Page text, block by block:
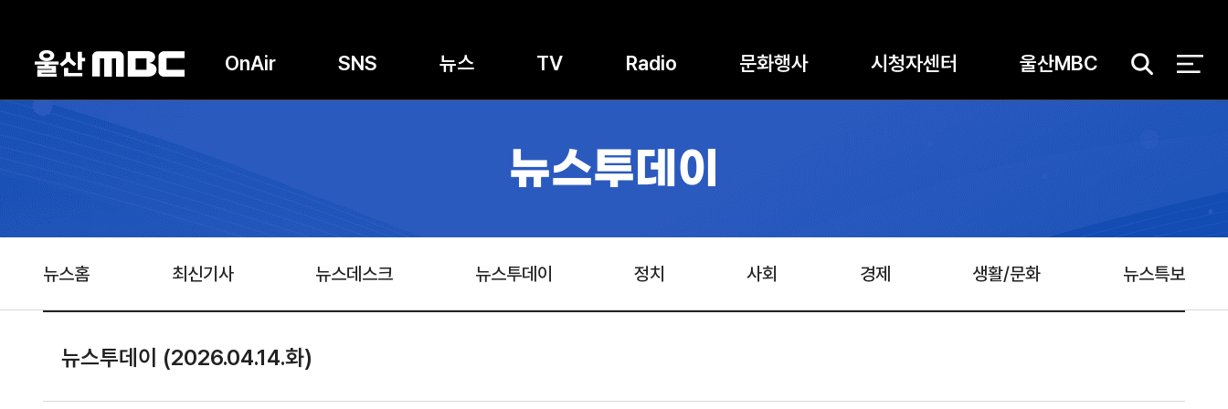
OnAir SNS 뉴스 TV Radio 문화행사 시청자센터 울산MBC
검
뉴스투데이
뉴스홈 최신기사 뉴스데스크 뉴스투데이 정치 사회 경제 생활/문화 뉴스특보
뉴스투데이 (2026.04.14.화)